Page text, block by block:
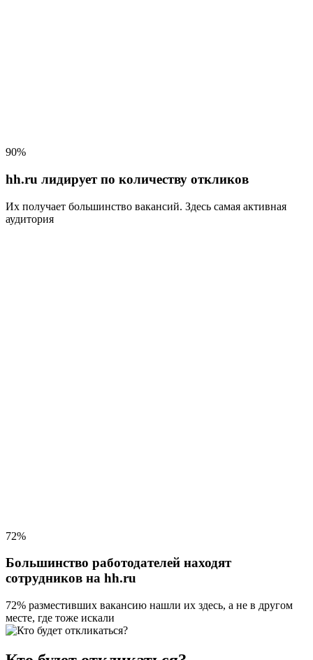
90%
hh.ru лидирует по количеству откликов
Их получает большинство вакансий. Здесь самая активная
аудитория
72%
Большинство работодателей находят
сотрудников на hh.ru
72% разместивших вакансию нашли их здесь, а не в другом
месте, где тоже искали